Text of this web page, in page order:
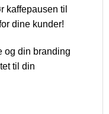
kaffepausen til
dine kunder!
og din branding
til din